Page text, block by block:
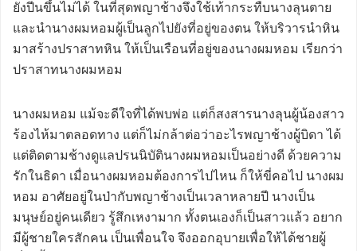
ยังปีนขึ้นไม่ได้ ในที่สุดพญาช้างจึงใช้เท้ากระทืบนางลุนตาย
และนำนางผมหอมผู้เป็นลูกไปยังที่อยู่ของตน ให้บริวารนำหิน
มาสร้างปราสาทหิน ให้เป็นเรือนที่อยู่ของนางผมหอม เรียกว่า
ปราสาทนางผมหอม
นางผมหอม แม้จะดีใจที่ได้พบพ่อ แต่ก็สงสารนางลุนผู้น้องสาว
ร้องไห้มาตลอดทาง แต่ก็ไม่กล้าต่อว่าอะไรพญาช้างผู้บิดา ได้
แต่ติดตามช้างดูแลปรนนิบัตินางผมหอมเป็นอย่างดี ด้วยความ
รักในธิดา เมื่อนางผมหอมต้องการไปไหน ก็ให้ขี่คอไป นางผม
หอม อาศัยอยู่ในป่ากับพญาช้างเป็นเวลาหลายปี นางเป็น
มนุษย์อยู่คนเดียว รู้สึกเหงามาก ทั้งตนเองก็เป็นสาวแล้ว อยาก
มีผู้ชายใครสักคน เป็นเพื่อนใจ จึงออกอุบายเพื่อให้ได้ชายผู้